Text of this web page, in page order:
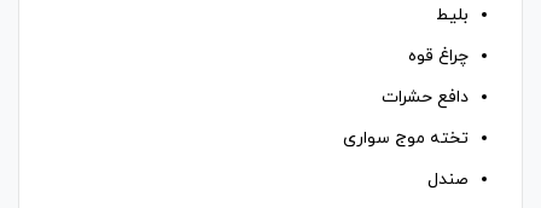
بلیط
چراغ قوه
دافع حشرات
تخته موج سواری
صندل